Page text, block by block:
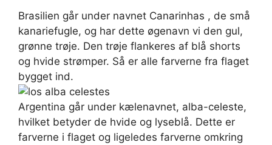
Brasilien går under navnet Canarinhas , de små
kanariefugle, og har dette øgenavn vi den gul,
grønne trøje. Den trøje flankeres af blå shorts
og hvide strømper. Så er alle farverne fra flaget
bygget ind.
Argentina går under kælenavnet, alba-celeste,
hvilket betyder de hvide og lyseblå. Dette er
farverne i flaget og ligeledes farverne omkring